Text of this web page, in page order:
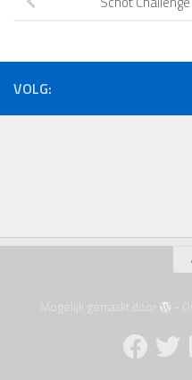
VOLG:
Mogelijk gemaakt door -